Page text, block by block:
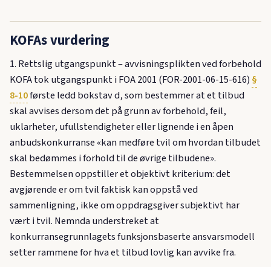
KOFAs vurdering
1. Rettslig utgangspunkt – avvisningsplikten ved forbehold
KOFA tok utgangspunkt i FOA 2001 (FOR-2001-06-15-616) §
8-10første ledd bokstav d, som bestemmer at et tilbud
skal avvises dersom det på grunn av forbehold, feil,
uklarheter, ufullstendigheter eller lignende i en åpen
anbudskonkurranse «kan medføre tvil om hvordan tilbudet
skal bedømmes i forhold til de øvrige tilbudene».
Bestemmelsen oppstiller et objektivt kriterium: det
avgjørende er om tvil faktisk kan oppstå ved
sammenligning, ikke om oppdragsgiver subjektivt har
vært i tvil. Nemnda understreket at
konkurransegrunnlagets funksjonsbaserte ansvarsmodell
setter rammene for hva et tilbud lovlig kan avvike fra.